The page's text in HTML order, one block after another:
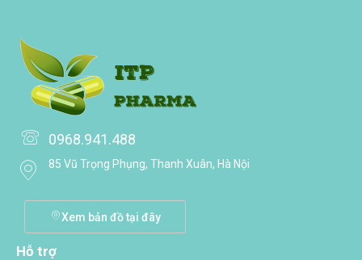
0968.941.488
85 Vũ Trọng Phụng, Thanh Xuân, Hà Nội
Xem bản đồ tại đây
Hỗ trợ